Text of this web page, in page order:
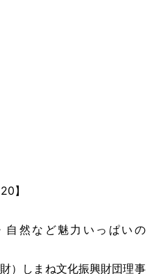
】
自然など魅力いっぱいの
）しまね文化振興財団理事